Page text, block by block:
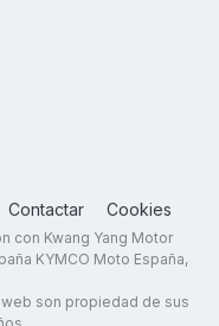
Contactar Cookies
con Kwang Yang Motor
KYMCO Moto España,
son propiedad de sus